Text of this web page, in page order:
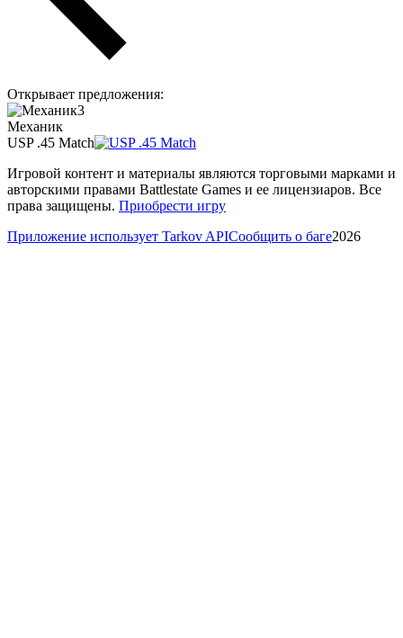
Открывает предложения:
3
Механик
USP .45 Match
Игровой контент и материалы являются торговыми марками и
авторскими правами Battlestate Games и ее лицензиаров. Все
права защищены. Приобрести игру
Приложение использует Tarkov APIСообщить о баге2026